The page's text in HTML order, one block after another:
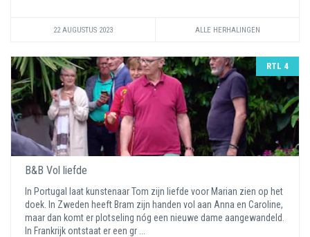
22 AUGUSTUS 2023 ALLE HERHALINGEN
RTL 4
B&B Vol liefde
In Portugal laat kunstenaar Tom zijn liefde voor Marian zien op het
doek. In Zweden heeft Bram zijn handen vol aan Anna en Caroline,
maar dan komt er plotseling nóg een nieuwe dame aangewandeld.
In Frankrijk ontstaat er een gr ...